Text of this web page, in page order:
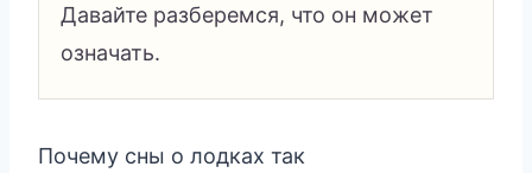
Давайте разберемся, что он может
означать.
Почему сны о лодках так